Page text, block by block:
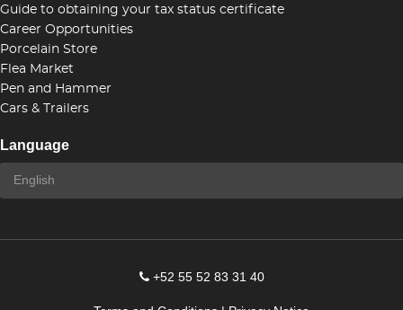
Guide to obtaining your tax status certificate
Career Opportunities
Porcelain Store
Flea Market
Pen and Hammer
Cars & Trailers
Language
+52 55 52 83 31 40